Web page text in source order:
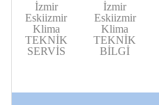
İzmir
Eskiizmir
Klima
TEKNİK
SERVİS
İzmir
Eskiizmir
Klima
TEKNİK
BİLGİ